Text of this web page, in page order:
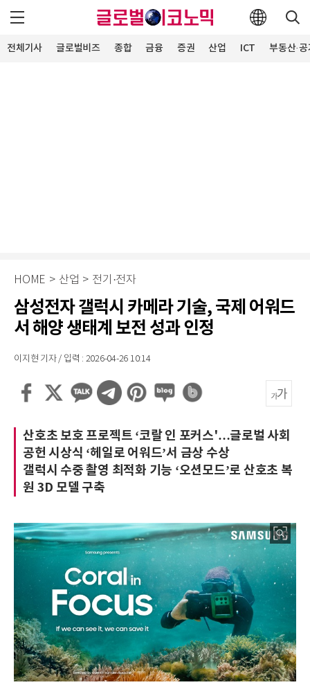
전체기사 글로벌비즈 종합 금융 증권 산업 ICT 부동산·
HOME > 산업 > 전기·전자
삼성전자 갤럭시 카메라 기술, 국제 어워드
서 해양 생태계 보전 성과 인정
이지현 기자 / 입력 : 2026-04-26 10:14
산호초 보호 프로젝트 ‘코랄 인 포커스'…글로벌 사회
공헌 시상식 ‘헤일로 어워드’서 금상 수상
갤럭시 수중 촬영 최적화 기능 ‘오션모드’로 산호초 복
원 3D 모델 구축